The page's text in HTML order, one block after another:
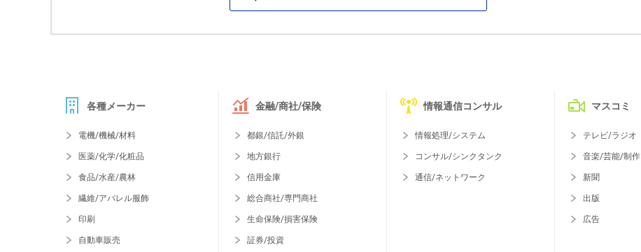
各種メーカー
電機/機械/材料
医薬/化学/化粧品
食品/水産/農林
繊維/アパレル服飾
印刷
自動車販売
金融/商社/保険
都銀/信託/外銀
地方銀行
信用金庫
総合商社/専門商社
生命保険/損害保険
証券/投資
情報通信コンサル
情報処理/システム
コンサル/シンクタンク
通信/ネットワーク
マスコミ
テレビ/ラジオ
音楽/芸能/制作
新聞
出版
広告